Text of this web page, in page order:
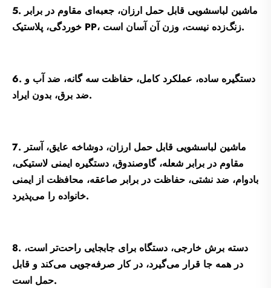
5. ماشین لباسشویی قابل حمل ارزان، جعبه‌ای مقاوم در برابر
خوردگی، پلاستیک PP، زنگ‌زده نیست، وزن آن آسان است.
6. دستگیره ساده، عملکرد کامل، حفاظت سه گانه، ضد آب و
ضد برق، بدون ایراد.
7. ماشین لباسشویی قابل حمل ارزان، دوشاخه عایق، آستر
مقاوم در برابر شعله، گاوصندوق، دستگیره ایمنی لاستیکی،
بادوام، ضد نشتی، حفاظت در برابر صاعقه، محافظت از ایمنی
خانواده را می‌پذیرد.
8. دسته برش خارجی، دستگاه برای جابجایی راحت‌تر است،
در همه جا قرار می‌گیرد، در کار صرفه‌جویی می‌کند و قابل
حمل است.